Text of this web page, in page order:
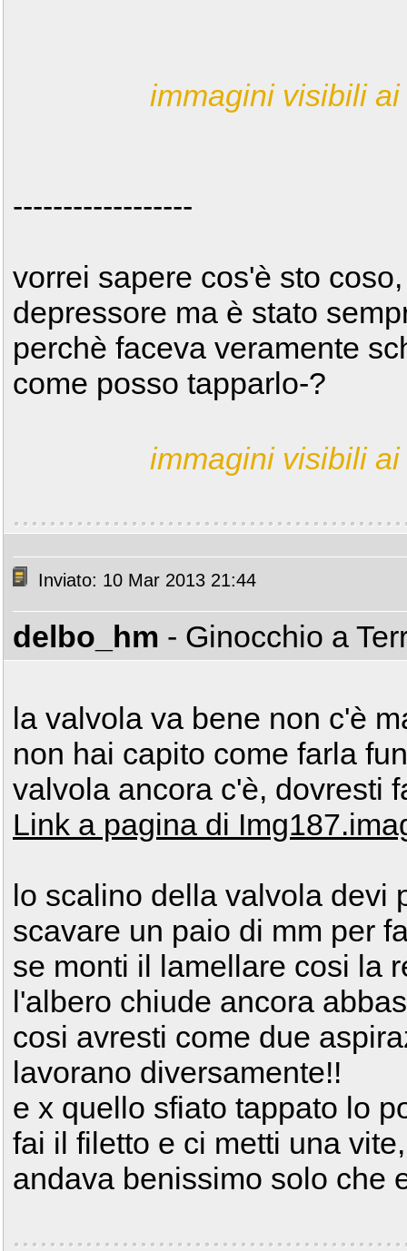
immagini visibili
------------------
vorrei sapere cos'è sto
depressore ma è stato
perchè faceva veramente
come posso tapparlo-?
immagini visibili
Inviato: 10 Mar 2013 21:44
delbo_hm - Ginocchio a
la valvola va bene non c'è
non hai capito come farla
valvola ancora c'è, dovresti
Link a pagina di
lo scalino della valvola devi
scavare un paio di mm per
se monti il lamellare cosi la
l'albero chiude ancora
cosi avresti come due
lavorano diversamente!!
e x quello sfiato tappato lo
fai il filetto e ci metti una
andava benissimo solo che